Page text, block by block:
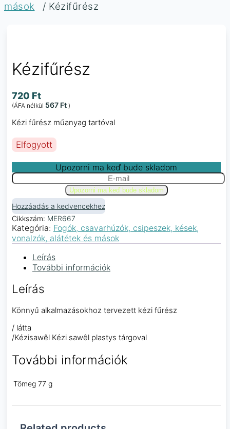
mások
/ Kézifűrész
Kézifűrész
720 Ft
(ÁFA nélkül 567 Ft )
Kézi fűrész műanyag tartóval
Elfogyott
Upozorni ma keď bude skladom
Hozzáadás a kedvencekhez
Cikkszám: MER667
Kategória: Fogók, csavarhúzók, csipeszek, kések,
vonalzók, alátétek és mások
Leírás
További információk
Leírás
Könnyű alkalmazásokhoz tervezett kézi fűrész
/ látta
/Kézisawêl Kézi sawêl plastys tárgoval
További információk
Tömeg 77 g